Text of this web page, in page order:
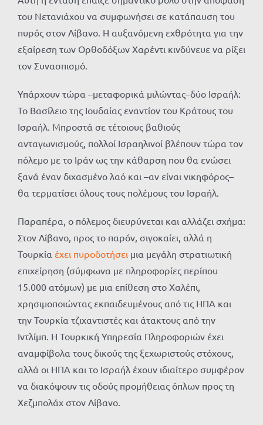
του Νετανιάχου να συμφωνήσει σε κατάπαυση του
πυρός στον Λίβανο. Η αυξανόμενη εχθρότητα για την
εξαίρεση των Ορθοδόξων Χαρέντι κινδύνευε να ρίξει
τον Συνασπισμό.
Υπάρχουν τώρα –μεταφορικά μιλώντας–δύο Ισραήλ:
Το Βασίλειο της Ιουδαίας εναντίον του Κράτους του
Ισραήλ. Μπροστά σε τέτοιους βαθιούς
ανταγωνισμούς, πολλοί Ισραηλινοί βλέπουν τώρα τον
πόλεμο με το Ιράν ως την κάθαρση που θα ενώσει
ξανά έναν διχασμένο λαό και –αν είναι νικηφόρος–
θα τερματίσει όλους τους πολέμους του Ισραήλ.
Παραπέρα, ο πόλεμος διευρύνεται και αλλάζει σχήμα:
Στον Λίβανο, προς το παρόν, σιγοκαίει, αλλά η
Τουρκία έχει πυροδοτήσει μια μεγάλη στρατιωτική
επιχείρηση (σύμφωνα με πληροφορίες περίπου
15.000 ατόμων) με μια επίθεση στο Χαλέπι,
χρησιμοποιώντας εκπαιδευμένους από τις ΗΠΑ και
την Τουρκία τζιχαντιστές και άτακτους από την
Ιντλίμπ. Η Τουρκική Υπηρεσία Πληροφοριών έχει
αναμφίβολα τους δικούς της ξεχωριστούς στόχους,
αλλά οι ΗΠΑ και το Ισραήλ έχουν ιδιαίτερο συμφέρον
να διακόψουν τις οδούς προμήθειας όπλων προς τη
Χεζμπολάχ στον Λίβανο.